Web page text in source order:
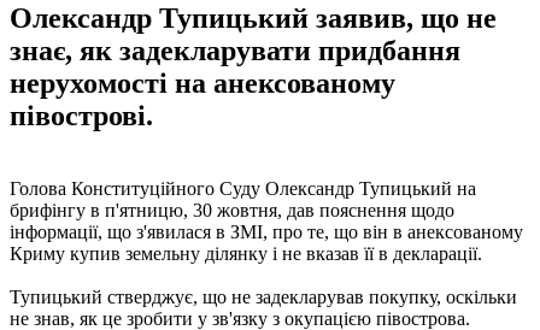
Олександр Тупицький заявив, що не
знає, як задекларувати придбання
нерухомості на анексованому
півострові.
Голова Конституційного Суду Олександр Тупицький на
брифінгу в п'ятницю, 30 жовтня, дав пояснення щодо
інформації, що з'явилася в ЗМІ, про те, що він в анексованому
Криму купив земельну ділянку і не вказав її в декларації.
Тупицький стверджує, що не задекларував покупку, оскільки
не знав, як це зробити у зв'язку з окупацією півострова.